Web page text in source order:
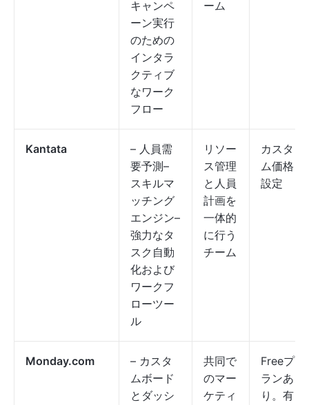
キャンペ
ーン実行
のための
インタラ
クティブ
なワーク
フロー
ーム
Kantata
– 人員需
要予測–
スキルマ
ッチング
エンジン–
強力なタ
スク自動
化および
ワークフ
ローツー
ル
リソー
ス管理
と人員
計画を
一体的
に行う
チーム
カスタ
ム価格
設定
Monday.com
– カスタ
ムボード
とダッシ
共同で
のマー
ケティ
Freeプ
ランあ
り。有